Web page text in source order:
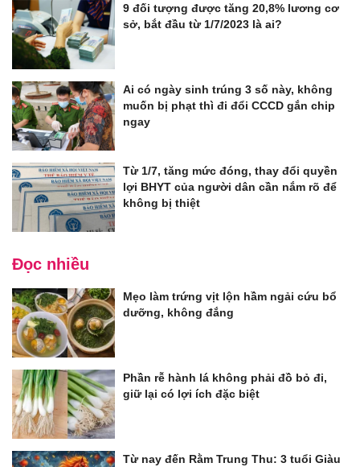
9 đối tượng được tăng 20,8% lương cơ
sở, bắt đầu từ 1/7/2023 là ai?
Ai có ngày sinh trúng 3 số này, không
muốn bị phạt thì đi đổi CCCD gắn chip
ngay
Từ 1/7, tăng mức đóng, thay đổi quyền
lợi BHYT của người dân cần nắm rõ để
không bị thiệt
Đọc nhiều
Mẹo làm trứng vịt lộn hầm ngải cứu bổ
dưỡng, không đắng
Phần rễ hành lá không phải đồ bỏ đi,
giữ lại có lợi ích đặc biệt
Từ nay đến Rằm Trung Thu: 3 tuổi Giàu